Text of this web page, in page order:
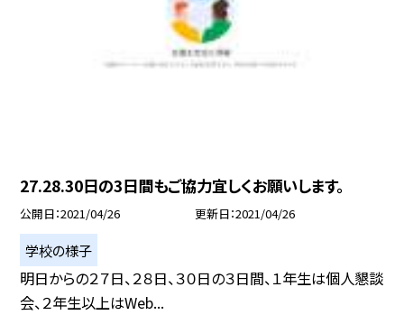
27.28.30日の3日間もご協力宜しくお願いします。
公開日 2021/04/26 更新日 2021/04/26
学校の様子
明日からの２７日、２８日、３０日の３日間、１年生は個人懇談
会、２年生以上はWeb...